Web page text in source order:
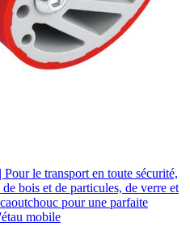
le transport en toute sécurité,
bois et de particules, de verre et
pour une parfaite
mobile